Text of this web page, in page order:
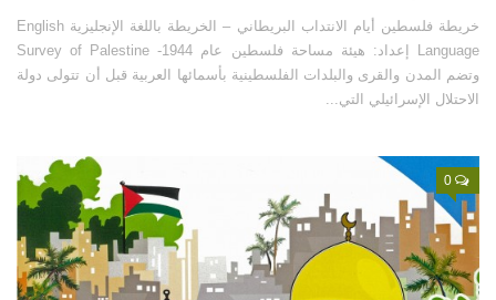
أناشيد
متفرقات
ركن الأطفال
قصص
فيديو
صور
أخرى
صور مدينة القدس
صور ترميمات إسلامية
صور انتهاكات صهيونية
تصاميم
صور قديمة وأثرية
صور أخرى
مكتبة المرئيات
خريطة فلسطين أيام الانتداب البريطاني – الخريطة باللغة الإنجليزية English
Language إعداد: هيئة مساحة فلسطين عام 1944- Survey of Palestine
وتضم المدن والقرى والبلدات الفلسطينية بأسمائها العربية قبل أن تتولى دولة
الاحتلال الإسرائيلي التي...
0